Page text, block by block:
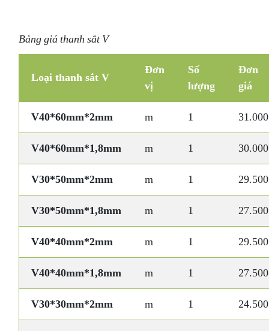
Bảng giá thanh sắt V
Loại thanh sắt V
Đơn
vị
Số
lượng
Đơn
giá
V40*60mm*2mm m 1 31.000
V40*60mm*1,8mm m 1 30.000
V30*50mm*2mm m 1 29.500
V30*50mm*1,8mm m 1 27.500
V40*40mm*2mm m 1 29.500
V40*40mm*1,8mm m 1 27.500
V30*30mm*2mm m 1 24.500